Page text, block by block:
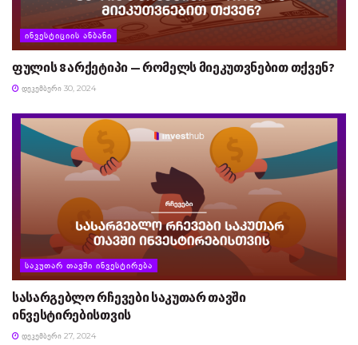
ᲘᲜᲕᲔᲡᲢᲘᲪᲘᲘᲡ ᲐᲜᲑᲐᲜᲘ
ფულის 8 არქეტიპი — რომელს მიეკუთვნებით თქვენ?
ᲓᲔᲙᲔᲛᲑᲔᲠᲘ 30, 2024
ᲡᲐᲙᲣᲗᲐᲠ ᲗᲐᲕᲨᲘ ᲘᲜᲕᲔᲡᲢᲘᲠᲔᲑᲐ
სასარგებლო რჩევები საკუთარ თავში
ინვესტირებისთვის
ᲓᲔᲙᲔᲛᲑᲔᲠᲘ 27, 2024